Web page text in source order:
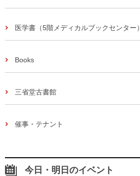
医学書（5階メディカルブックセンター）
Books
三省堂古書館
催事・テナント
今日・明日のイベント